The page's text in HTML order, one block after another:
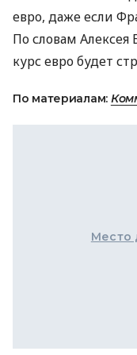
евро, даже если
По словам
курс евро будет
По материалам:
Место